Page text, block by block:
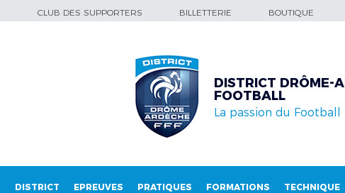
CLUB DES SUPPORTERS BILLETTERIE BOUTIQUE
DISTRICT DRÔME-
FOOTBALL
La passion du Football
DISTRICT EPREUVES PRATIQUES FORMATIONS TECHNIQUE